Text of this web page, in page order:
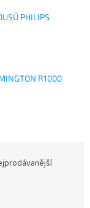
PHILIPS
R1000